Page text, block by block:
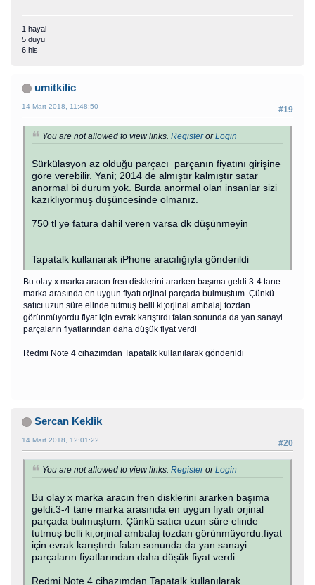
1 hayal
5 duyu
6.his
umitkilic
#19
14 Mart 2018, 11:48:50
You are not allowed to view links. RegisterorLogin
Sürkülasyon az olduğu parçacı parçanın fiyatını girişine
göre verebilir. Yani; 2014 de almıştır kalmıştır satar
anormal bi durum yok. Burda anormal olan insanlar sizi
kazıklıyormuş düşüncesinde olmanız.
750 tl ye fatura dahil veren varsa dk düşünmeyin
Tapatalk kullanarak iPhone aracılığıyla gönderildi
Bu olay x marka aracın fren disklerini ararken başıma geldi.3-4 tane
marka arasında en uygun fiyatı orjinal parçada bulmuştum. Çünkü
satıcı uzun süre elinde tutmuş belli ki;orjinal ambalaj tozdan
görünmüyordu.fiyat için evrak karıştırdı falan.sonunda da yan sanayi
parçaların fiyatlarından daha düşük fiyat verdi
Redmi Note 4 cihazımdan Tapatalk kullanılarak gönderildi
Sercan Keklik
#20
14 Mart 2018, 12:01:22
You are not allowed to view links. RegisterorLogin
Bu olay x marka aracın fren disklerini ararken başıma
geldi.3-4 tane marka arasında en uygun fiyatı orjinal
parçada bulmuştum. Çünkü satıcı uzun süre elinde
tutmuş belli ki;orjinal ambalaj tozdan görünmüyordu.fiyat
için evrak karıştırdı falan.sonunda da yan sanayi
parçaların fiyatlarından daha düşük fiyat verdi
Redmi Note 4 cihazımdan Tapatalk kullanılarak